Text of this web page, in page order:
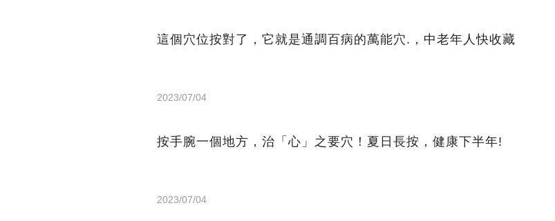
這個穴位按對了，它就是通調百病的萬能穴.，中老年人快收藏
2023/07/04
按手腕一個地方，治「心」之要穴！夏日長按，健康下半年!
2023/07/04